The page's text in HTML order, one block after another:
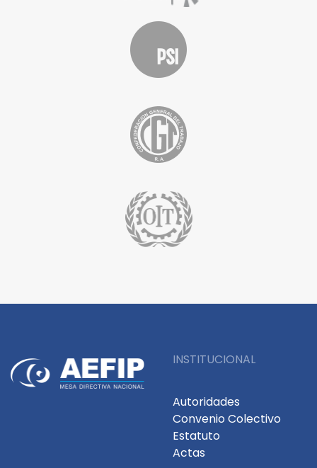
INSTITUCIONAL
Autoridades
Convenio Colectivo
Estatuto
Actas